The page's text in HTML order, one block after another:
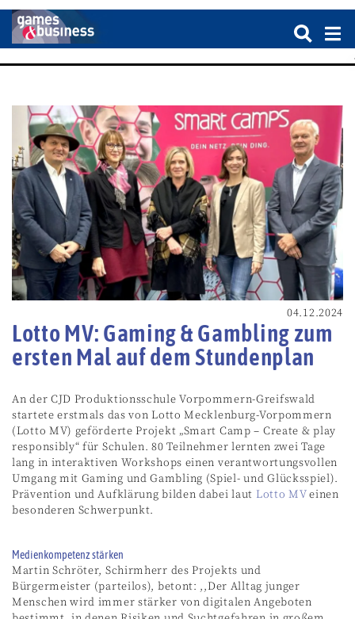
04.12.2024
Lotto MV: Gaming & Gambling zum
ersten Mal auf dem Stundenplan
An der CJD Produktionsschule Vorpommern-Greifswald
startete erstmals das von Lotto Mecklenburg-Vorpommern
(Lotto MV) geförderte Projekt „Smart Camp – Create & play
responsibly“ für Schulen. 80 Teilnehmer lernten zwei Tage
lang in interaktiven Workshops einen verantwortungsvollen
Umgang mit Gaming und Gambling (Spiel- und Glücksspiel).
Prävention und Aufklärung bilden dabei laut Lotto MVeinen
besonderen Schwerpunkt.
Medienkompetenz stärken
Martin Schröter, Schirmherr des Projekts und
Bürgermeister (parteilos), betont: ,,Der Alltag junger
Menschen wird immer stärker von digitalen Angeboten